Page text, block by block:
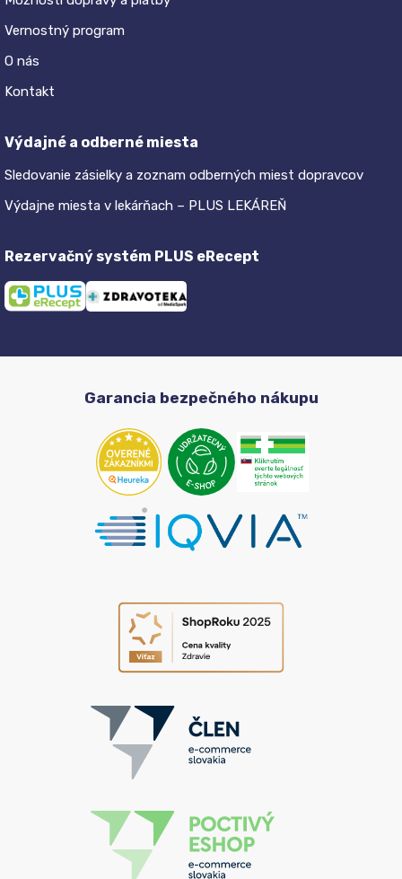
Vernostný program
O nás
Kontakt
Výdajné a odberné miesta
Sledovanie zásielky a zoznam odberných miest dopravcov
Výdajne miesta v lekárňach – PLUS LEKÁREŇ
Rezervačný systém PLUS eRecept
Garancia bezpečného nákupu